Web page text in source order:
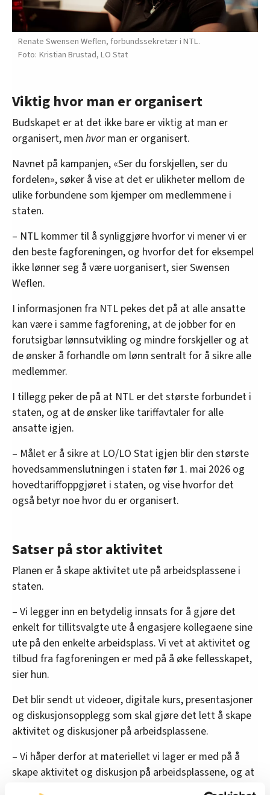
Renate Swensen Weflen, forbundssekretær i NTL.
Kristian Brustad, LO Stat
Viktig hvor man er organisert
Budskapet er at det ikke bare er viktig at man er
organisert, men hvorman er organisert.
Navnet på kampanjen, «Ser du forskjellen, ser du
fordelen», søker å vise at det er ulikheter mellom de
ulike forbundene som kjemper om medlemmene i
staten.
– NTL kommer til å synliggjøre hvorfor vi mener vi er
den beste fagforeningen, og hvorfor det for eksempel
ikke lønner seg å være uorganisert, sier Swensen
Weflen.
I informasjonen fra NTL pekes det på at alle ansatte
kan være i samme fagforening, at de jobber for en
forutsigbar lønnsutvikling og mindre forskjeller og at
de ønsker å forhandle om lønn sentralt for å sikre alle
medlemmer.
I tillegg peker de på at NTL er det største forbundet i
staten, og at de ønsker like tariffavtaler for alle
ansatte igjen.
– Målet er å sikre at LO/LO Stat igjen blir den største
hovedsammenslutningen i staten før 1. mai 2026 og
hovedtariffoppgjøret i staten, og vise hvorfor det
også betyr noe hvor du er organisert.
Satser på stor aktivitet
Planen er å skape aktivitet ute på arbeidsplassene i
staten.
– Vi legger inn en betydelig innsats for å gjøre det
enkelt for tillitsvalgte ute å engasjere kollegaene sine
ute på den enkelte arbeidsplass. Vi vet at aktivitet og
tilbud fra fagforeningen er med på å øke fellesskapet,
sier hun.
Det blir sendt ut videoer, digitale kurs, presentasjoner
og diskusjonsopplegg som skal gjøre det lett å skape
aktivitet og diskusjoner på arbeidsplassene.
– Vi håper derfor at materiellet vi lager er med på å
skape aktivitet og diskusjon på arbeidsplassene, og at
vi på den måten bygger organisasjonene nedenfra.